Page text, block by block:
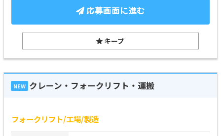
応募画面に進む
キープ
NEW クレーン・フォークリフト・運搬
フォークリフト/工場/製造